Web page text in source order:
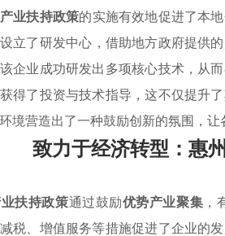
产业扶持政策的实施有效地促进了本
立了研发中心，借助地方政府提供
企业成功研发出多项核心技术，从
得了投资与技术指导，这不仅提升
境营造出了一种鼓励创新的氛围，让
致力于经济转型：惠
扶持政策通过鼓励优势产业聚集
税、增值服务等措施促进了企业的